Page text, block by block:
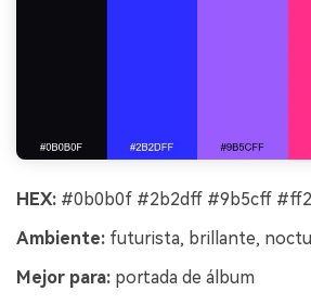
HEX: #0b0b0f #2b2dff #9b5cff
Ambiente: futurista, brillante,
Mejor para: portada de álbum